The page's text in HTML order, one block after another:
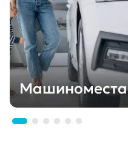
Машиноместа